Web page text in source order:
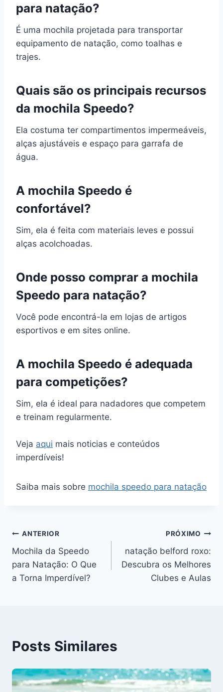
para natação?
É uma mochila projetada para transportar
equipamento de natação, como toalhas e
trajes.
Quais são os principais recursos
da mochila Speedo?
Ela costuma ter compartimentos impermeáveis,
alças ajustáveis e espaço para garrafa de
água.
A mochila Speedo é
confortável?
Sim, ela é feita com materiais leves e possui
alças acolchoadas.
Onde posso comprar a mochila
Speedo para natação?
Você pode encontrá-la em lojas de artigos
esportivos e em sites online.
A mochila Speedo é adequada
para competições?
Sim, ela é ideal para nadadores que competem
e treinam regularmente.
Veja aqui mais noticias e conteúdos
imperdíveis!
Saiba mais sobre mochila speedo para natação
Navegação
de
Post
ANTERIOR
Mochila da Speedo
para Natação: O Que
a Torna Imperdível?
PRÓXIMO
natação belford roxo:
Descubra os Melhores
Clubes e Aulas
Posts Similares